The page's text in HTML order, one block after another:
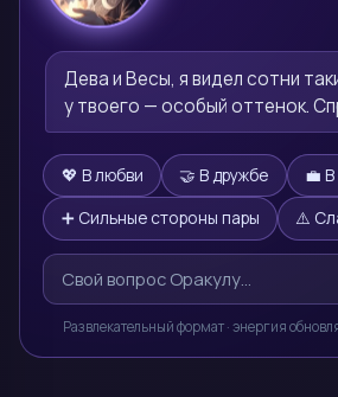
🔮
Дева и Весы, я видел сотни
у твоего — особый оттенок.
💖 В любви 🤝 В дружбе
💼
➕ Сильные стороны пары
⚠️
Развлекательный формат · энергия